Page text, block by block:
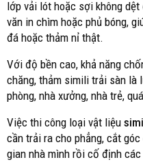
lớp vải lót hoặc sợi không
văn in chìm hoặc phủ bóng,
đá hoặc thảm nỉ thật.
Với độ bền cao, khả năng
chăng, thảm simili trải sàn là
phòng, nhà xưởng, nhà trẻ,
Việc thi công loại vật liệu
cần trải ra cho phẳng, cắt
gian nhà mình rồi cố định